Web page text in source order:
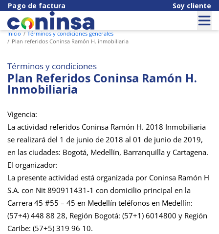
Pago de factura Soy cliente
Inicio
Términos y condiciones generales
Plan referidos Coninsa Ramón H. inmobiliaria
Términos y condiciones
Plan Referidos Coninsa Ramón H.
Inmobiliaria
Vigencia:
La actividad referidos Coninsa Ramón H. 2018 Inmobiliaria
se realizará del 1 de junio de 2018 al 01 de junio de 2019,
en las ciudades: Bogotá, Medellín, Barranquilla y Cartagena.
El organizador:
La presente actividad está organizada por Coninsa Ramón H
S.A. con Nit 890911431-1 con domicilio principal en la
Carrera 45 #55 – 45 en Medellín teléfonos en Medellín:
(57+4) 448 88 28, Región Bogotá: (57+1) 6014800 y Región
Caribe: (57+5) 319 96 10.